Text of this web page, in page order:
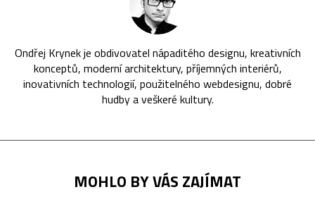
Ondřej Krynek je obdivovatel nápaditého designu, kreativních
konceptů, moderní architektury, příjemných interiérů,
inovativních technologií, použitelného webdesignu, dobré
hudby a veškeré kultury.
MOHLO BY VÁS ZAJÍMAT